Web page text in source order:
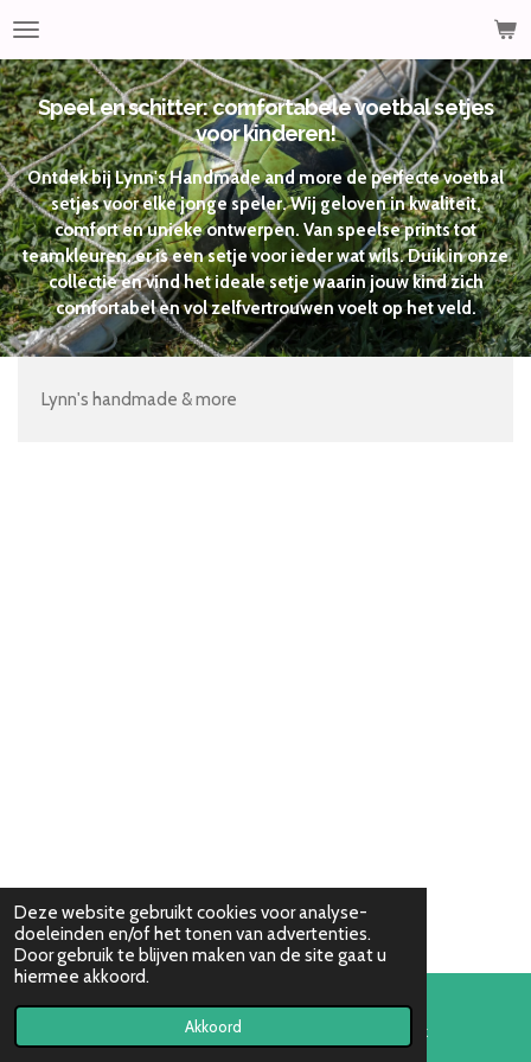
Deze website gebruikt cookies voor analyse-
doeleinden en/of het tonen van advertenties.
Door gebruik te blijven maken van de site gaat u
hiermee akkoord.
Akkoord
Ga
naar
de
hoofdinhoud
Speel en schitter: comfortabele voetbal setjes
voor kinderen!
Ontdek bij Lynn's Handmade and more de perfecte voetbal
setjes voor elke jonge speler. Wij geloven in kwaliteit,
comfort en unieke ontwerpen. Van speelse prints tot
teamkleuren, er is een setje voor ieder wat wils. Duik in onze
collectie en vind het ideale setje waarin jouw kind zich
comfortabel en vol zelfvertrouwen voelt op het veld.
Lynn's handmade & more
Facebook